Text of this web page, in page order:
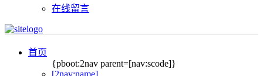
在线留言
首页
{pboot:2nav parent=[nav:scode]}
[2nav:name]